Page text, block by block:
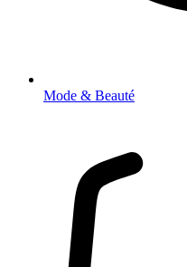
Mode & Beauté